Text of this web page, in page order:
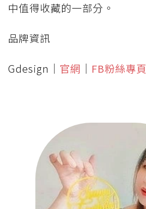
中值得收藏的一部分。
品牌資訊
Gdesign｜ 官網 ｜ FB粉絲專頁